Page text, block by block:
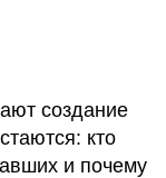
создание
кто
и почему